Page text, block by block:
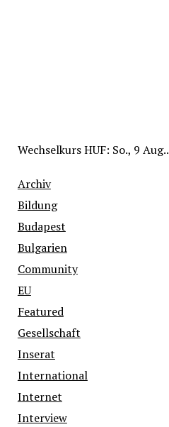
WechselkursHUF: So., 9 Aug..
Archiv
Bildung
Budapest
Bulgarien
Community
EU
Featured
Gesellschaft
Inserat
International
Internet
Interview